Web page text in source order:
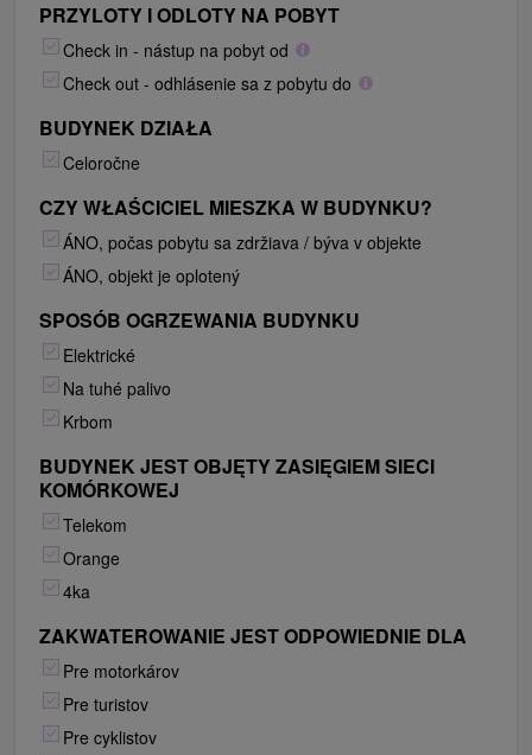
PRZYLOTY I ODLOTY NA POBYT
Check in - nástup na pobyt od
Check out - odhlásenie sa z pobytu do
BUDYNEK DZIAŁA
Celoročne
CZY WŁAŚCICIEL MIESZKA W BUDYNKU?
ÁNO, počas pobytu sa zdržiava / býva v objekte
ÁNO, objekt je oplotený
SPOSÓB OGRZEWANIA BUDYNKU
Elektrické
Na tuhé palivo
Krbom
BUDYNEK JEST OBJĘTY ZASIĘGIEM SIECI
KOMÓRKOWEJ
Telekom
Orange
4ka
ZAKWATEROWANIE JEST ODPOWIEDNIE DLA
Pre motorkárov
Pre turistov
Pre cyklistov